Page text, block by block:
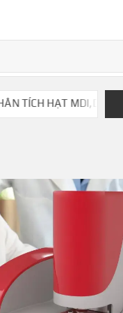
HẠT MDI,DPI,..